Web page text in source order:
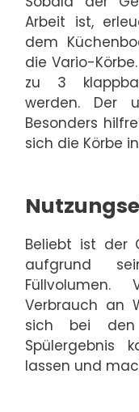
Arbeit ist,
dem
die Vario-
zu 3
werden. Der
Besonders
sich die Körbe
Beliebt ist der
aufgrund
Verbrauch an
sich bei den
Spülergebnis
lassen und